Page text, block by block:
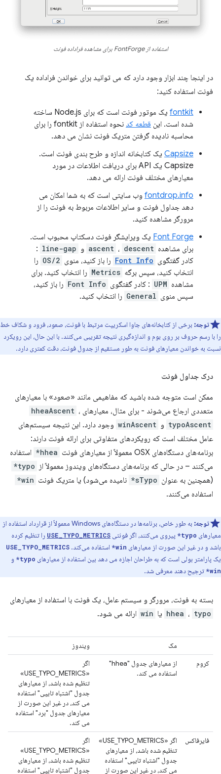
استفاده از FontForge برای مشاهده فراداده فونت
در اینجا چند ابزار وجود دارد که می توانید برای خواندن فراداده یک
فونت استفاده کنید:
fontkit
یک موتور فونت است که برای Node.js ساخته
شده است. این قطعه کد
نحوه استفاده از fontkit را برای
محاسبه نادیده گرفتن متریک فونت نشان می دهد.
Capsize یک کتابخانه اندازه و طرح بندی فونت است.
Capsize یک API برای دریافت اطلاعات در مورد
معیارهای مختلف فونت ارائه می دهد.
fontdrop.info وب سایتی است که به شما امکان می
دهد جداول فونت و سایر اطلاعات مربوط به فونت را از
مرورگر مشاهده کنید.
Font Forge یک ویرایشگر فونت دسکتاپ محبوب است.
برای مشاهده
ascent ، descent و line-gap
:
کادر گفتگوی Font Info را باز کنید، منوی OS/2 را
انتخاب کنید، سپس برگه Metrics را انتخاب کنید. برای
مشاهده UPM : کادر گفتگوی Font Info را باز کنید،
سپس منوی General را انتخاب کنید.
توجه: برخی از کتابخانه‌های جاوا اسکریپت مرتبط با فونت، صعود، فرود و شکاف خط
را با رسم حروف بر روی بوم و اندازه‌گیری نتیجه تقریبی می‌کنند. با این حال، این رویکرد
نسبت به خواندن معیارهای فونت به طور مستقیم از جدول فونت، دقت کمتری دارد.
درک جداول فونت
ممکن است متوجه شده باشید که مفاهیمی مانند «صعود» با معیارهای
متعددی ارجاع می‌شوند - برای مثال، معیارهای
hheaAscent ،
typoAscent و winAscent وجود دارد. این نتیجه سیستم‌های
عامل مختلف است که رویکردهای متفاوتی برای ارائه فونت دارند:
برنامه‌های دستگاه‌های OSX معمولاً از معیارهای فونت
hhea*
استفاده
می‌کنند – در حالی که برنامه‌های دستگاه‌های ویندوز معمولاً از typo*
(همچنین به عنوان sTypo* نامیده می‌شود) یا متریک فونت win*
استفاده می‌کنند.
توجه:
به طور خاص، برنامه‌ها در دستگاه‌های Windows معمولاً از قرارداد استفاده از
معیارهای typo* پیروی می‌کنند، اگر فونتی USE_TYPO_METRICS را تنظیم کرده
باشد و در غیر این صورت از معیارهای win* استفاده می‌کند. USE_TYPO_METRICS
یک پارامتر بولی است که به طراحان اجازه می دهد بین استفاده از معیارهای typo* و
win* ترجیح دهند معرفی شد.
بسته به فونت، مرورگر و سیستم عامل، یک فونت با استفاده از معیارهای
hhea ، typo یا win ارائه می شود.
مک
ویندوز
کروم
از معیارهای جدول "hhea"
استفاده می کند.
اگر
«USE_TYPO_METRICS»
تنظیم شده باشد، از معیارهای
جدول "اشتباه تایپی" استفاده
می کند، در غیر این صورت از
معیارهای جدول "برد" استفاده
می کند.
فایرفاکس
اگر «USE_TYPO_METRICS»
تنظیم شده باشد، از معیارهای
جدول "اشتباه تایپی" استفاده
می کند، در غیر این صورت از
اگر
«USE_TYPO_METRICS»
تنظیم شده باشد، از معیارهای
جدول "اشتباه تایپی" استفاده